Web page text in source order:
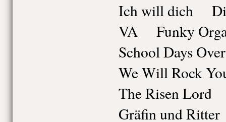
Ich will dich
VA Funky
School Days
We Will Rock
The Risen Lord
Gräfin und